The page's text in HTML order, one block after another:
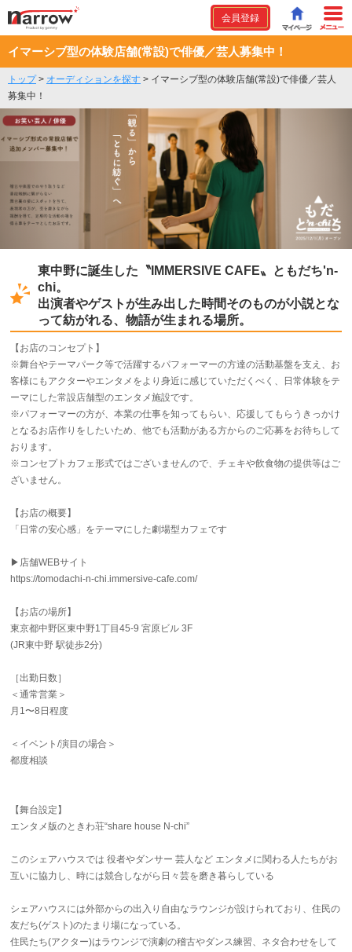
会員登録
イマーシブ型の体験店舗(常設)で俳優／芸人募集中！
トップ> オーディションを探す > イマーシブ型の体験店舗(常設)で俳優／芸人
募集中！
東中野に誕生した〝IMMERSIVE CAFE〟ともだち'n-
chi。
出演者やゲストが生み出した時間そのものが小説とな
って紡がれる、物語が生まれる場所。
【お店のコンセプト】
※舞台やテーマパーク等で活躍するパフォーマーの方達の活動基盤を支え、お
客様にもアクターやエンタメをより身近に感じていただくべく、日常体験をテ
ーマにした常設店舗型のエンタメ施設です。
※パフォーマーの方が、本業の仕事を知ってもらい、応援してもらうきっかけ
となるお店作りをしたいため、他でも活動がある方からのご応募をお待ちして
おります。
※コンセプトカフェ形式ではございませんので、チェキや飲食物の提供等はご
ざいません。
【お店の概要】
「日常の安心感」をテーマにした劇場型カフェです
▶店舗WEBサイト
https://tomodachi-n-chi.immersive-cafe.com/
【お店の場所】
東京都中野区東中野1丁目45-9 宮原ビル 3F
(JR東中野 駅徒歩2分)
［出勤日数］
＜通常営業＞
月1〜8日程度
＜イベント/演目の場合＞
都度相談
【舞台設定】
エンタメ版のときわ荘“share house N-chi”
このシェアハウスでは 役者やダンサー 芸人など エンタメに関わる人たちがお
互いに協力し、時には競合しながら日々芸を磨き暮らしている
シェアハウスには外部からの出入り自由なラウンジが設けられており、住民の
友だち(ゲスト)のたまり場になっている。
住民たち(アクター)はラウンジで演劇の稽古やダンス練習、ネタ合わせをして